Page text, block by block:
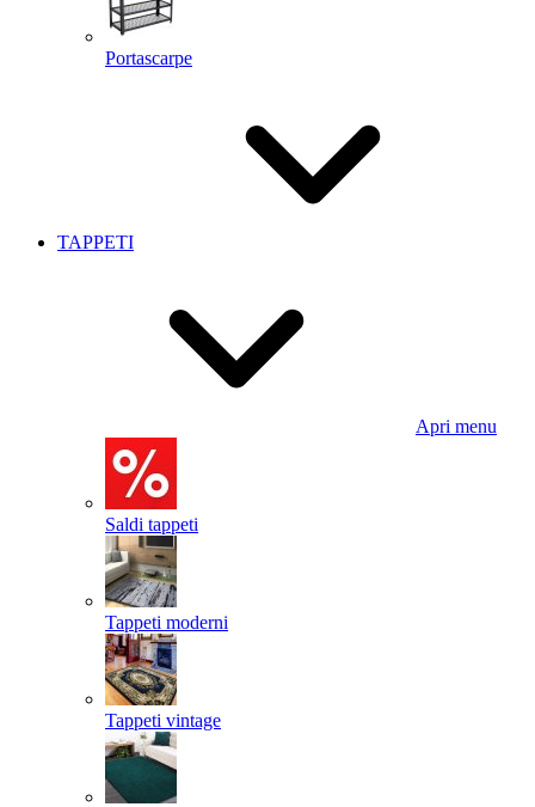
Portascarpe
TAPPETI
Apri menu
Saldi tappeti
Tappeti moderni
Tappeti vintage